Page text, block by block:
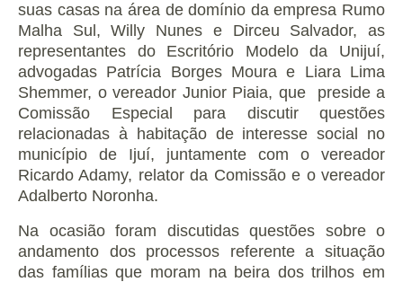
suas casas na área de domínio da empresa Rumo
Malha Sul, Willy Nunes e Dirceu Salvador, as
representantes do Escritório Modelo da Unijuí,
advogadas Patrícia Borges Moura e Liara Lima
Shemmer, o vereador Junior Piaia, que preside a
Comissão Especial para discutir questões
relacionadas à habitação de interesse social no
município de Ijuí, juntamente com o vereador
Ricardo Adamy, relator da Comissão e o vereador
Adalberto Noronha.
Na ocasião foram discutidas questões sobre o
andamento dos processos referente a situação
das famílias que moram na beira dos trilhos em